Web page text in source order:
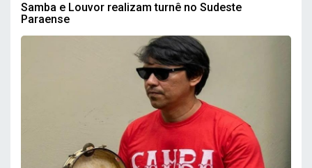
Samba e Louvor realizam turnê no Sudeste
Paraense